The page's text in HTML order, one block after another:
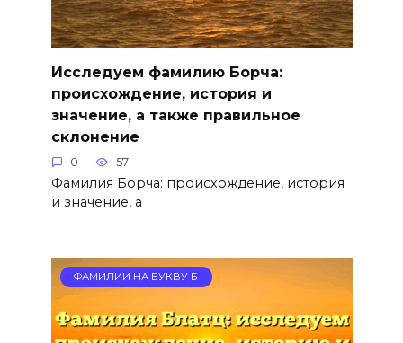
Исследуем фамилию Борча:
происхождение, история и
значение, а также правильное
склонение
0 57
Фамилия Борча: происхождение, история
и значение, а
ФАМИЛИИ НА БУКВУ Б